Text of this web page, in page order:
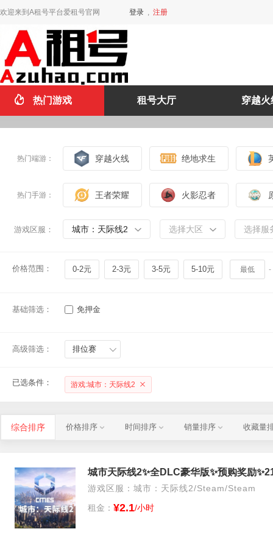
欢迎来到A租号平台爱租号官网 登录 , 注册
热门游戏 租号大厅 穿越火
热门端游： 穿越火线 绝地求生
热门手游： 王者荣耀 火影忍者
游戏区服： 城市：天际线2 选择大区 选择服
价格范围： 0-2元 2-3元 3-5元 5-10元 -
基础筛选： 免押金
高级筛选： 排位赛
已选条件： 游戏:城市：天际线2
综合排序 价格排序 时间排序 销量排序 收藏量
游戏区服：城市：天际线2/Steam/Steam
租金： ¥2.1/小时